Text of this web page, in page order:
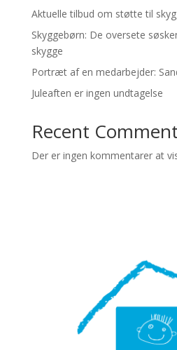
Aktuelle tilbud om støtte til
Skyggebørn: De oversete
skygge
Portræt af en medarbejder:
Juleaften er ingen undtagelse
Recent
Der er ingen kommentarer at